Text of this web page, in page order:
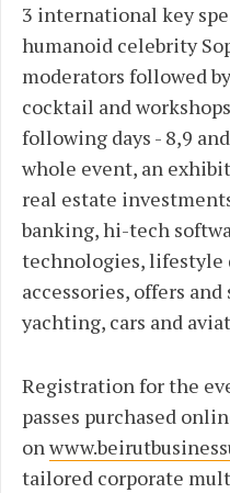
3 international key
humanoid celebrity
moderators followed
cocktail and
following days - 8,9
whole event, an
real estate
banking, hi-tech
technologies, lifestyle
accessories, offers
yachting, cars and
Registration for the
passes purchased
on
tailored corporate